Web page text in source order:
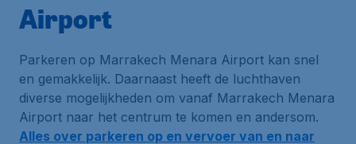
Airport
Parkeren op Marrakech Menara Airport kan snel
en gemakkelijk. Daarnaast heeft de luchthaven
diverse mogelijkheden om vanaf Marrakech Menara
Airport naar het centrum te komen en andersom.
Alles over parkeren op en vervoer van en naar